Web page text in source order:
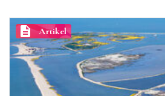
description Artikel